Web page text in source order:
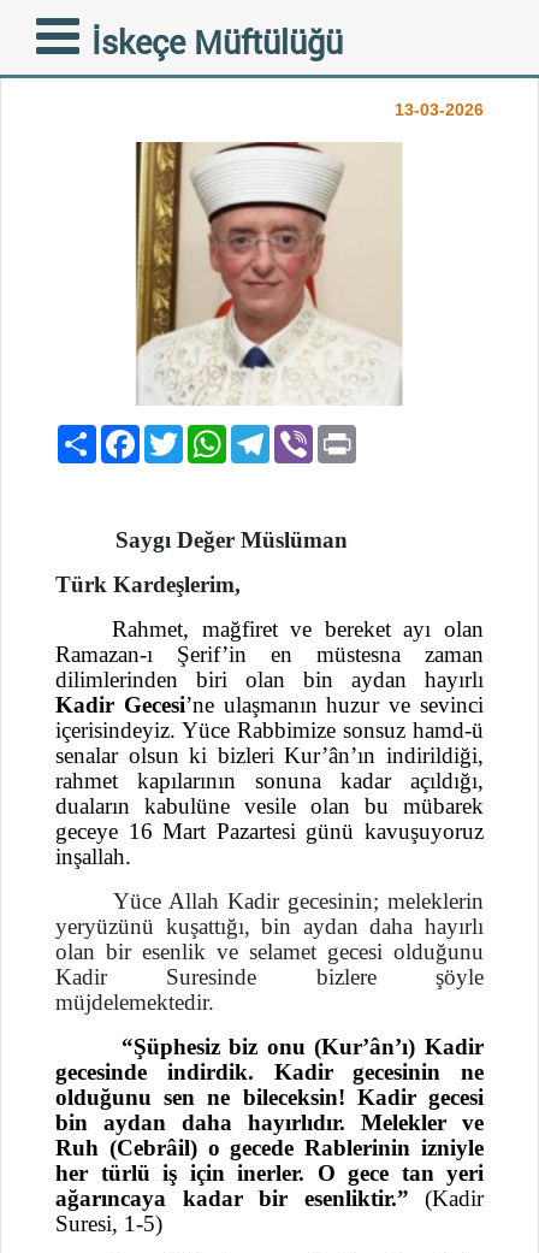
İskeçe Müftülüğü
BİN AYDAN HAYIRLI
KADİR GECESİ
13-03-2026
PaylaşFacebook
TwitterWhatsAppTelegram
Viber
Saygı Değer Müslüman
Türk Kardeşlerim,
Rahmet, mağfiret ve bereket ayı olan
Ramazan-ı Şerif’in en müstesna zaman
dilimlerinden biri olan bin aydan hayırlı
Kadir Gecesi’ne ulaşmanın huzur ve sevinci
içerisindeyiz. Yüce Rabbimize sonsuz hamd-ü
senalar olsun ki bizleri Kur’ân’ın indirildiği,
rahmet kapılarının sonuna kadar açıldığı,
duaların kabulüne vesile olan bu mübarek
geceye 16 Mart Pazartesi günü kavuşuyoruz
inşallah.
Yüce Allah Kadir gecesinin; meleklerin
yeryüzünü kuşattığı, bin aydan daha hayırlı
olan bir esenlik ve selamet gecesi olduğunu
Kadir Suresinde bizlere şöyle
müjdelemektedir.
“Şüphesiz biz onu (Kur’ân’ı) Kadir
gecesinde indirdik. Kadir gecesinin ne
olduğunu sen ne bileceksin! Kadir gecesi
bin aydan daha hayırlıdır. Melekler ve
Ruh (Cebrâil) o gecede Rablerinin izniyle
her türlü iş için inerler. O gece tan yeri
ağarıncaya kadar bir esenliktir.” (Kadir
Suresi, 1-5)